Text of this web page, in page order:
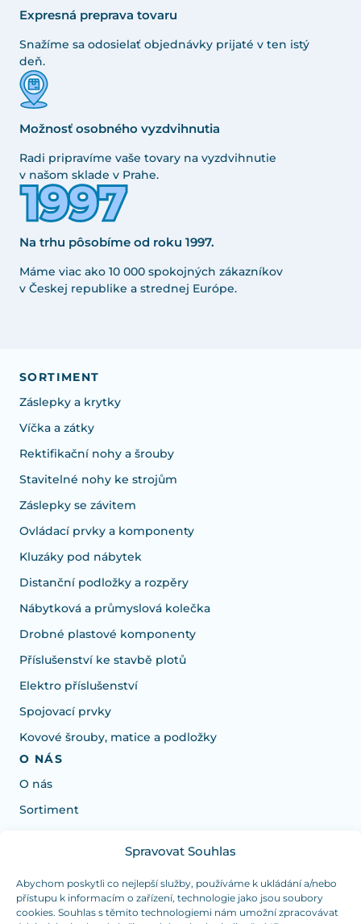
Spravovat Souhlas
Abychom poskytli co nejlepší služby, používáme k ukládání a/nebo
přístupu k informacím o zařízení, technologie jako jsou soubory
cookies. Souhlas s těmito technologiemi nám umožní zpracovávat
Expresná preprava tovaru
Snažíme sa odosielať objednávky prijaté v ten istý
deň.
Možnosť osobného vyzdvihnutia
Radi pripravíme vaše tovary na vyzdvihnutie
v našom sklade v Prahe.
Na trhu pôsobíme od roku 1997.
Máme viac ako 10 000 spokojných zákazníkov
v Českej republike a strednej Európe.
SORTIMENT
Záslepky a krytky
Víčka a zátky
Rektifikační nohy a šrouby
Stavitelné nohy ke strojům
Záslepky se závitem
Ovládací prvky a komponenty
Kluzáky pod nábytek
Distanční podložky a rozpěry
Nábytková a průmyslová kolečka
Drobné plastové komponenty
Příslušenství ke stavbě plotů
Elektro příslušenství
Spojovací prvky
Kovové šrouby, matice a podložky
O NÁS
O nás
Sortiment
Potrebujete poradiť s výberom?
Sme tu pre vás Pondelok-Štvrtok od: 7:30 - 15:30 hod
a Piatok od 7:30 - 14:30 hod